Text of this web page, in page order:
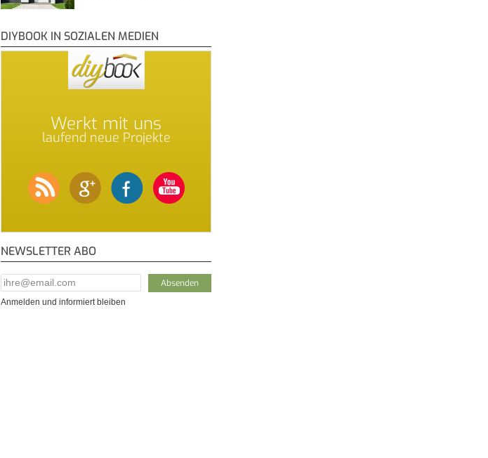
DIYBOOK IN SOZIALEN MEDIEN
Werkt mit uns
laufend neue Projekte
NEWSLETTER ABO
E-Mail Addresse*
Anmelden und informiert bleiben